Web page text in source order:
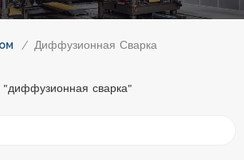
/ Диффузионная Сварка
сварка"